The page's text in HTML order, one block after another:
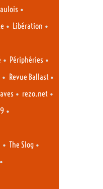
•
• Libération •
• Périphéries •
• Revue Ballast •
• rezo.net •
•
• The Slog •
•